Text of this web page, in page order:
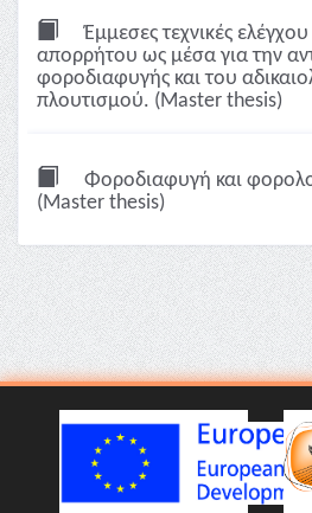
Έμμεσες τεχνικές
απορρήτου ως μέσα για την
φοροδιαφυγής και του
πλουτισμού. (Master thesis)
Φοροδιαφυγή και
(Master thesis)